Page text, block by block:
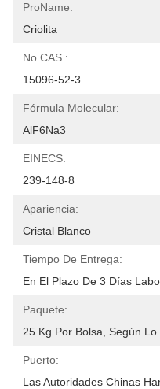
ProName:
Criolita
No CAS.:
15096-52-3
Fórmula Molecular:
AlF6Na3
EINECS:
239-148-8
Apariencia:
Cristal Blanco
Tiempo De Entrega:
En El Plazo De 3 Días
Paquete:
25 Kg Por Bolsa, Según
Puerto:
Las Autoridades Chinas